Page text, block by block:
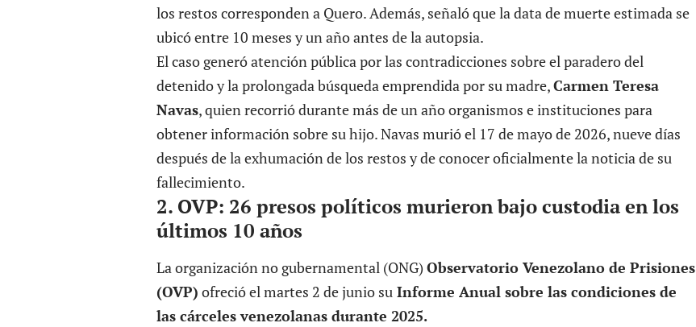
los restos corresponden a Quero. Además, señaló que la data de muerte estimada se
ubicó entre 10 meses y un año antes de la autopsia.
El caso generó atención pública por las contradicciones sobre el paradero del
detenido y la prolongada búsqueda emprendida por su madre,Carmen Teresa
Navas, quien recorrió durante más de un año organismos e instituciones para
obtener información sobre su hijo. Navas murió el 17 de mayo de 2026, nueve días
después de la exhumación de los restos y de conocer oficialmente la noticia de su
fallecimiento.
2. OVP: 26 presos políticos murieron bajo custodia en los
últimos 10 años
La organización no gubernamental (ONG) Observatorio Venezolano de Prisiones
(OVP) ofreció el martes 2 de junio su Informe Anual sobre las condiciones de
las cárceles venezolanas durante 2025.